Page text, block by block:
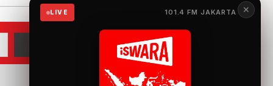
✕
LIVE 101.4 FM JAKARTA